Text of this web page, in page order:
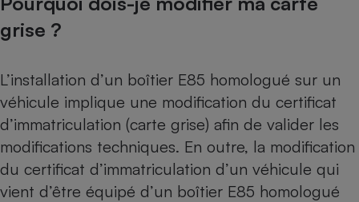
grise ?
L’installation d’un boîtier E85 homologué sur un
véhicule implique une modification du certificat
d’immatriculation (carte grise) afin de valider les
modifications techniques. En outre, la modification
du certificat d’immatriculation d’un véhicule qui
vient d’être équipé d’un boîtier E85 homologué